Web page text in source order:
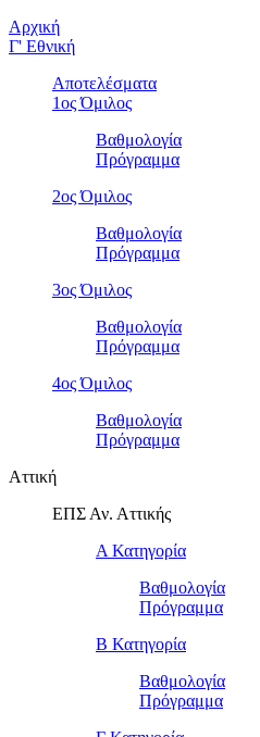
Αρχική
Γ' Εθνική
Αποτελέσματα
1ος Όμιλος
Βαθμολογία
Πρόγραμμα
2ος Όμιλος
Βαθμολογία
Πρόγραμμα
3ος Όμιλος
Βαθμολογία
Πρόγραμμα
4ος Όμιλος
Βαθμολογία
Πρόγραμμα
Αττική
ΕΠΣ Αν. Αττικής
Α Κατηγορία
Βαθμολογία
Πρόγραμμα
Β Κατηγορία
Βαθμολογία
Πρόγραμμα